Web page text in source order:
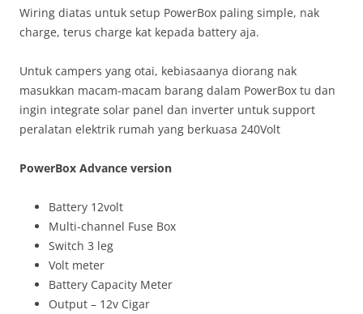
Wiring diatas untuk setup PowerBox paling simple, nak
charge, terus charge kat kepada battery aja.
Untuk campers yang otai, kebiasaanya diorang nak
masukkan macam-macam barang dalam PowerBox tu dan
ingin integrate solar panel dan inverter untuk support
peralatan elektrik rumah yang berkuasa 240Volt
PowerBox Advance version
Battery 12volt
Multi-channel Fuse Box
Switch 3 leg
Volt meter
Battery Capacity Meter
Output – 12v Cigar